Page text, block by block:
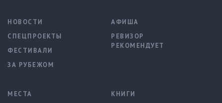
НОВОСТИ
СПЕЦПРОЕКТЫ
ФЕСТИВАЛИ
ЗА РУБЕЖОМ
АФИША
РЕВИЗОР
РЕКОМЕНДУЕТ
МЕСТА КНИГИ